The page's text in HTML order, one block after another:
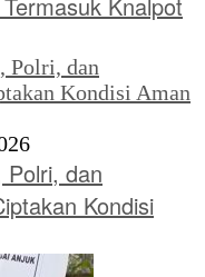
Polri, dan
Kondisi